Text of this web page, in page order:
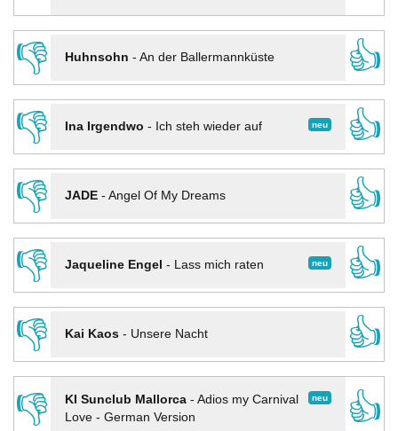
👎
Huhnsohn - An der Ballermannküste
👍
👎
neu
Ina Irgendwo - Ich steh wieder auf
👍
👎
JADE- Angel Of My Dreams
👍
👎
neu
Jaqueline Engel - Lass mich raten
👍
👎
Kai Kaos- Unsere Nacht
👍
👎
neu
KI Sunclub Mallorca- Adios my Carnival
Love - German Version
👍